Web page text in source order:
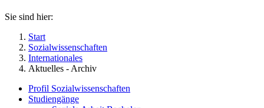
Sie sind hier:
Start
Sozialwissenschaften
Internationales
Aktuelles - Archiv
Profil Sozialwissenschaften
Studiengänge